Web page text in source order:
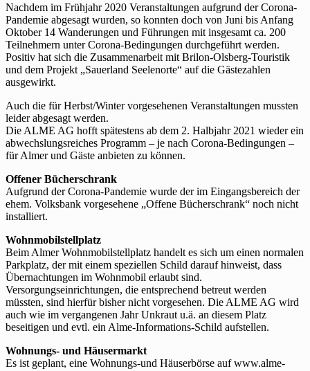
Nachdem im Frühjahr 2020 Veranstaltungen aufgrund der Corona-
Pandemie abgesagt wurden, so konnten doch von Juni bis Anfang
Oktober 14 Wanderungen und Führungen mit insgesamt ca. 200
Teilnehmern unter Corona-Bedingungen durchgeführt werden.
Positiv hat sich die Zusammenarbeit mit Brilon-Olsberg-Touristik
und dem Projekt „Sauerland Seelenorte“ auf die Gästezahlen
ausgewirkt.
Auch die für Herbst/Winter vorgesehenen Veranstaltungen mussten
leider abgesagt werden.
Die ALME AG hofft spätestens ab dem 2. Halbjahr 2021 wieder ein
abwechslungsreiches Programm – je nach Corona-Bedingungen –
für Almer und Gäste anbieten zu können.
Offener Bücherschrank
Aufgrund der Corona-Pandemie wurde der im Eingangsbereich der
ehem. Volksbank vorgesehene „Offene Bücherschrank“ noch nicht
installiert.
Wohnmobilstellplatz
Beim Almer Wohnmobilstellplatz handelt es sich um einen normalen
Parkplatz, der mit einem speziellen Schild darauf hinweist, dass
Übernachtungen im Wohnmobil erlaubt sind.
Versorgungseinrichtungen, die entsprechend betreut werden
müssten, sind hierfür bisher nicht vorgesehen. Die ALME AG wird
auch wie im vergangenen Jahr Unkraut u.ä. an diesem Platz
beseitigen und evtl. ein Alme-Informations-Schild aufstellen.
Wohnungs- und Häusermarkt
Es ist geplant, eine Wohnungs-und Häuserbörse auf www.alme-